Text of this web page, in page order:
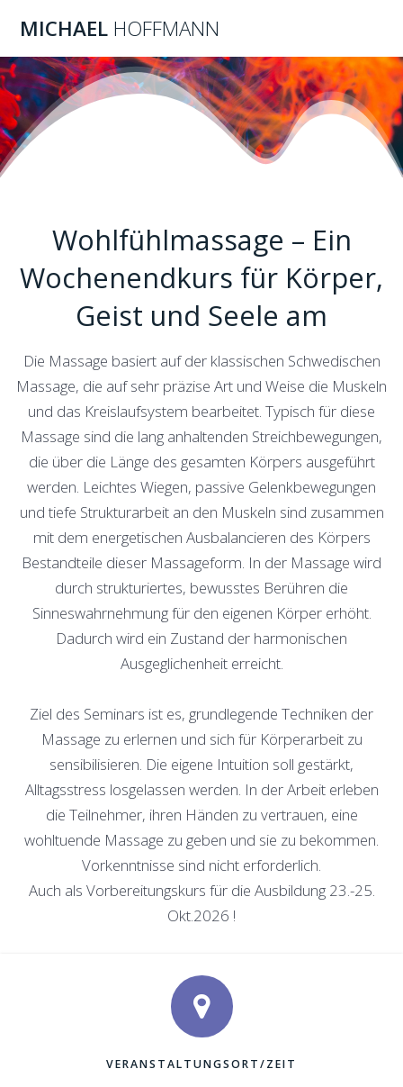
to
MICHAEL HOFFMANN
Wohlfühlmassage – Ein
Wochenendkurs für Körper,
Geist und Seele am
Die Massage basiert auf der klassischen Schwedischen
Massage, die auf sehr präzise Art und Weise die Muskeln
und das Kreislaufsystem bearbeitet. Typisch für diese
Massage sind die lang anhaltenden Streichbewegungen,
die über die Länge des gesamten Körpers ausgeführt
werden. Leichtes Wiegen, passive Gelenkbewegungen
und tiefe Strukturarbeit an den Muskeln sind zusammen
mit dem energetischen Ausbalancieren des Körpers
Bestandteile dieser Massageform. In der Massage wird
durch strukturiertes, bewusstes Berühren die
Sinneswahrnehmung für den eigenen Körper erhöht.
Dadurch wird ein Zustand der harmonischen
Ausgeglichenheit erreicht.
Ziel des Seminars ist es, grundlegende Techniken der
Massage zu erlernen und sich für Körperarbeit zu
sensibilisieren. Die eigene Intuition soll gestärkt,
Alltagsstress losgelassen werden. In der Arbeit erleben
die Teilnehmer, ihren Händen zu vertrauen, eine
wohltuende Massage zu geben und sie zu bekommen.
Vorkenntnisse sind nicht erforderlich.
Auch als Vorbereitungskurs für die Ausbildung 23.-25.
Okt.2026 !
VERANSTALTUNGSORT/ZEIT